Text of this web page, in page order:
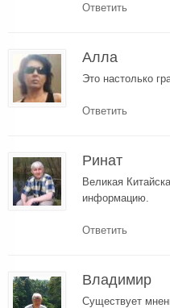
Ответить
Алла
Это настолько
Ответить
Ринат
Великая
информацию.
Ответить
Владимир
Существует